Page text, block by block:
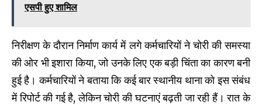
एसपी हुए शामिल
निरीक्षण के दौरान निर्माण कार्य में लगे कर्मचारियों ने चोरी की समस्या
की ओर भी इशारा किया, जो उनके लिए एक बड़ी चिंता का कारण बनी
हुई है। कर्मचारियों ने बताया कि कई बार स्थानीय थाना को इस संबंध
में रिपोर्ट की गई है, लेकिन चोरी की घटनाएं बढ़ती जा रही हैं। रात के